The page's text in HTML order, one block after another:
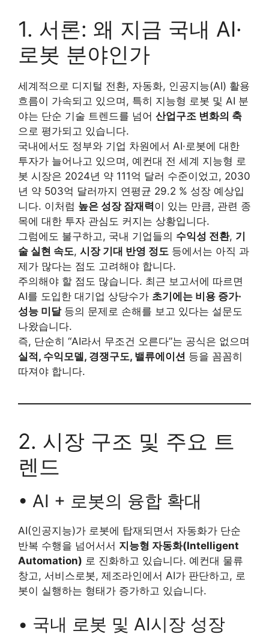
1. 서론: 왜 지금 국내 AI·
로봇 분야인가
세계적으로 디지털 전환, 자동화, 인공지능(AI) 활용
흐름이 가속되고 있으며, 특히 지능형 로봇 및 AI 분
야는 단순 기술 트렌드를 넘어 산업구조 변화의 축
으로 평가되고 있습니다.
국내에서도 정부와 기업 차원에서 AI·로봇에 대한
투자가 늘어나고 있으며, 예컨대 전 세계 지능형 로
봇 시장은 2024년 약 111억 달러 수준이었고, 2030
년 약 503억 달러까지 연평균 29.2 % 성장 예상입
니다. 이처럼 높은 성장 잠재력이 있는 만큼, 관련 종
목에 대한 투자 관심도 커지는 상황입니다.
그럼에도 불구하고, 국내 기업들의 수익성 전환, 기
술 실현 속도, 시장 기대 반영 정도 등에서는 아직 과
제가 많다는 점도 고려해야 합니다.
주의해야 할 점도 많습니다. 최근 보고서에 따르면
AI를 도입한 대기업 상당수가 초기에는 비용 증가·
성능 미달등의 문제로 손해를 보고 있다는 설문도
나왔습니다.
즉, 단순히 “AI라서 무조건 오른다”는 공식은 없으며
실적, 수익모델, 경쟁구도, 밸류에이션 등을 꼼꼼히
따져야 합니다.
2. 시장 구조 및 주요 트
렌드
• AI + 로봇의 융합 확대
AI(인공지능)가 로봇에 탑재되면서 자동화가 단순
반복 수행을 넘어서서 지능형 자동화(Intelligent
Automation) 로 진화하고 있습니다. 예컨대 물류
창고, 서비스로봇, 제조라인에서 AI가 판단하고, 로
봇이 실행하는 형태가 증가하고 있습니다.
• 국내 로봇 및 AI시장 성장